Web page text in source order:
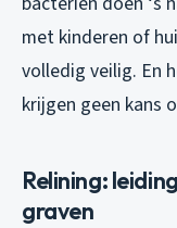
met kinderen of
volledig veilig. En
krijgen geen kans
Relining:
graven